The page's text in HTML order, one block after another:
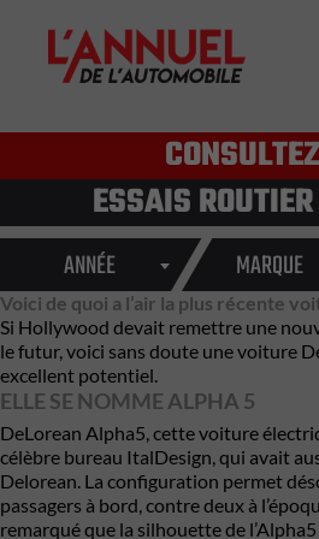
ESSAIS ROUTIER
ANNÉE MARQUE
Voici de quoi a l’air la plus récente
Si Hollywood devait remettre une
le futur, voici sans doute une voiture
excellent potentiel.
ELLE SE NOMME ALPHA 5
DeLorean Alpha5, cette voiture
célèbre bureau ItalDesign, qui avait
Delorean. La configuration permet
passagers à bord, contre deux à
remarqué que la silhouette de